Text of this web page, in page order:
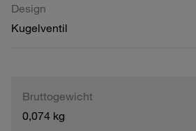
Design
Kugelventil
Bruttogewicht
0,074 kg